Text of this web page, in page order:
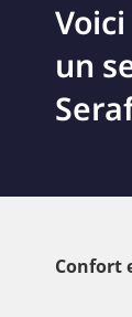
un
Confort